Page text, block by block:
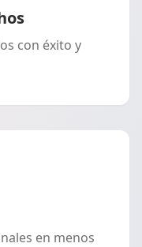
con éxito y
en menos